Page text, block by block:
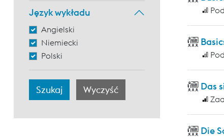
Język wykładu
Angielski
Niemiecki
Polski
Das
Die